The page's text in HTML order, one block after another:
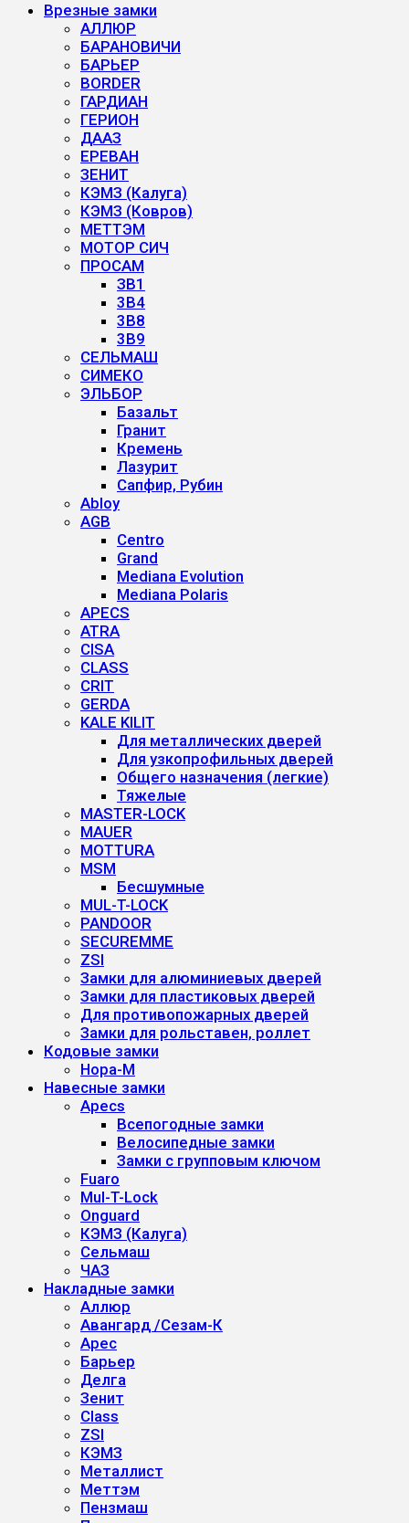
Врезные замки
АЛЛЮР
БАРАНОВИЧИ
БАРЬЕР
BORDER
ГАРДИАН
ГЕРИОН
ДААЗ
ЕРЕВАН
ЗЕНИТ
КЭМЗ (Калуга)
КЭМЗ (Ковров)
МЕТТЭМ
МОТОР СИЧ
ПРОСАМ
ЗВ1
3B4
3B8
3B9
СЕЛЬМАШ
СИМЕКО
ЭЛЬБОР
Базальт
Гранит
Кремень
Лазурит
Сапфир, Рубин
Abloy
AGB
Centro
Grand
Mediana Evolution
Mediana Polaris
APECS
ATRA
CISA
CLASS
CRIT
GERDA
KALE KILIT
Для металлических дверей
Для узкопрофильных дверей
Общего назначения (легкие)
Тяжелые
MASTER-LOCK
MAUER
MOTTURA
MSM
Бесшумные
MUL-T-LOCK
PANDOOR
SECUREMME
ZSI
Замки для алюминиевых дверей
Замки для пластиковых дверей
Для противопожарных дверей
Замки для рольставен, роллет
Кодовые замки
Нора-М
Навесные замки
Apecs
Всепогодные замки
Велосипедные замки
Замки с групповым ключом
Fuaro
Mul-T-Lock
Onguard
КЭМЗ (Калуга)
Сельмаш
ЧАЗ
Накладные замки
Аллюр
Авангард /Сезам-К
Арес
Барьер
Делга
Зенит
Class
ZSI
КЭМЗ
Металлист
Меттэм
Пензмаш